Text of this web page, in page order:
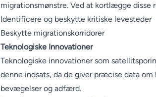
migrationsmønstre. Ved at kortlægge disse
Identificere og beskytte kritiske levesteder
Beskytte migrationskorridorer
Teknologiske Innovationer
Teknologiske innovationer som
denne indsats, da de giver præcise data om
bevægelser og adfærd.